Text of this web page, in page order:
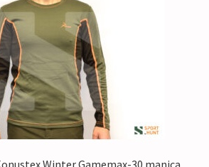
Winter Gamemax-30 manica